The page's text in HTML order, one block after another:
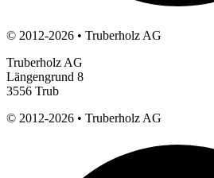
© 2012-2026 • Truberholz AG
Truberholz AG
Längengrund 8
3556 Trub
© 2012-2026 • Truberholz AG